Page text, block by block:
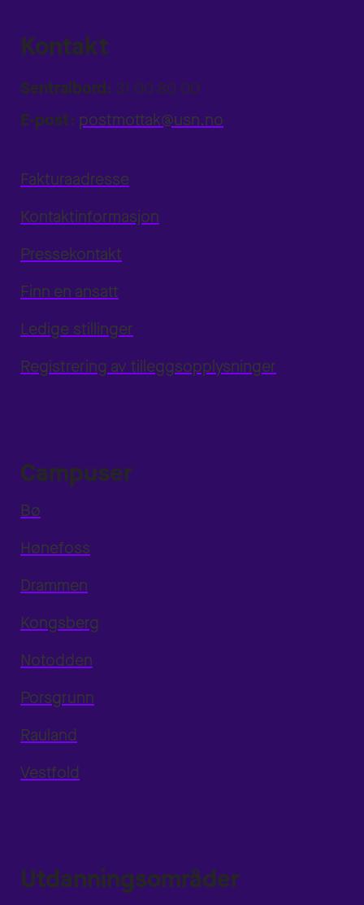
Kontakt
Sentralbord: 31 00 80 00
E-post: postmottak@usn.no
Fakturaadresse
Kontaktinformasjon
Pressekontakt
Finn en ansatt
Ledige stillinger
Registrering av tilleggsopplysninger
Campuser
Bø
Hønefoss
Drammen
Kongsberg
Notodden
Porsgrunn
Rauland
Vestfold
Utdanningsområder